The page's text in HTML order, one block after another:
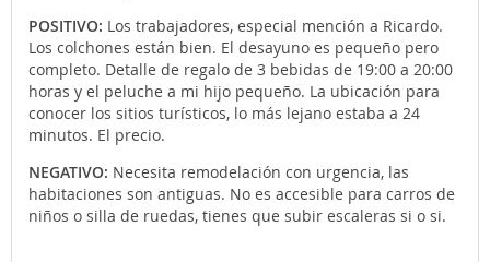
POSITIVO: Los trabajadores, especial mención a Ricardo.
Los colchones están bien. El desayuno es pequeño pero
completo. Detalle de regalo de 3 bebidas de 19:00 a 20:00
horas y el peluche a mi hijo pequeño. La ubicación para
conocer los sitios turísticos, lo más lejano estaba a 24
minutos. El precio.
NEGATIVO: Necesita remodelación con urgencia, las
habitaciones son antiguas. No es accesible para carros de
niños o silla de ruedas, tienes que subir escaleras si o si.